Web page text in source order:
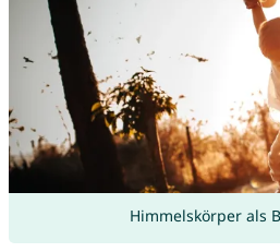
Himmelskörper als